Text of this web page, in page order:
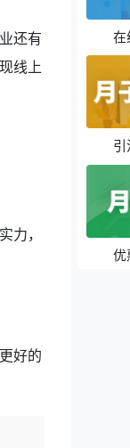
还有
线上
力，
好的
在
优